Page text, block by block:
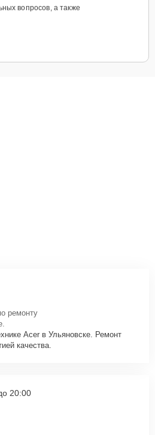
вопросов, а также
ремонту
Acer в Ульяновске. Ремонт
качества.
20:00